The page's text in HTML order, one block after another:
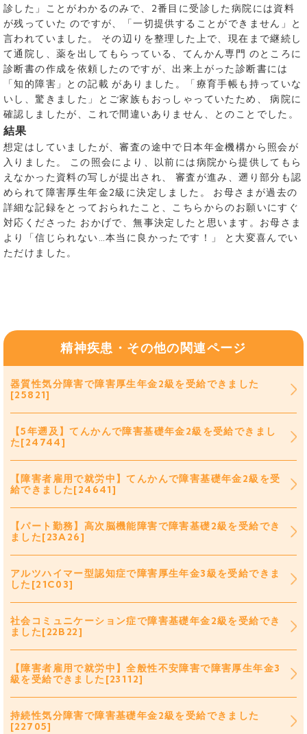
診した」ことがわかるのみで、2番目に受診した病院には資料
が残っていた のですが、「一切提供することができません」と
言われていました。 その辺りを整理した上で、現在まで継続し
て通院し、薬を出してもらっている、てんかん専門 のところに
診断書の作成を依頼したのですが、出来上がった診断書には
「知的障害」との記載 がありました。「療育手帳も持っていな
いし、驚きました」とご家族もおっしゃっていたため、 病院に
確認しましたが、これで間違いありません、とのことでした。
結果
想定はしていましたが、審査の途中で日本年金機構から照会が
入りました。 この照会により、以前には病院から提供してもら
えなかった資料の写しが提出され、 審査が進み、遡り部分も認
められて障害厚生年金2級に決定しました。 お母さまが過去の
詳細な記録をとっておられたこと、こちらからのお願いにすぐ
対応くださった おかげで、無事決定したと思います。お母さま
より「信じられない…本当に良かったです！」 と大変喜んでい
ただけました。
精神疾患・その他の関連ページ
器質性気分障害で障害厚生年金2級を受給できました
[25821]
【5年遡及】てんかんで障害基礎年金2級を受給できまし
た[24744]
【障害者雇用で就労中】てんかんで障害基礎年金2級を受
給できました[24641]
【パート勤務】高次脳機能障害で障害基礎2級を受給でき
ました[23A26]
アルツハイマー型認知症で障害厚生年金3級を受給できま
した[21C03]
社会コミュニケーション症で障害基礎年金2級を受給でき
ました[22B22]
【障害者雇用で就労中】全般性不安障害で障害厚生年金3
級を受給できました[23112]
持続性気分障害で障害基礎年金2級を受給できました
[22705]